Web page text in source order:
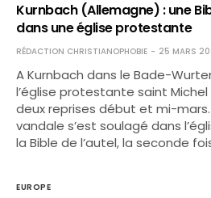
Kurnbach (Allemagne) : une
dans une église protestante
RÉDACTION CHRISTIANOPHOBIE 25 MARS
A Kurnbach dans le Bade-
l’église protestante saint
deux reprises début et mi-
vandale s’est soulagé dans
la Bible de l’autel, la seconde
EUROPE